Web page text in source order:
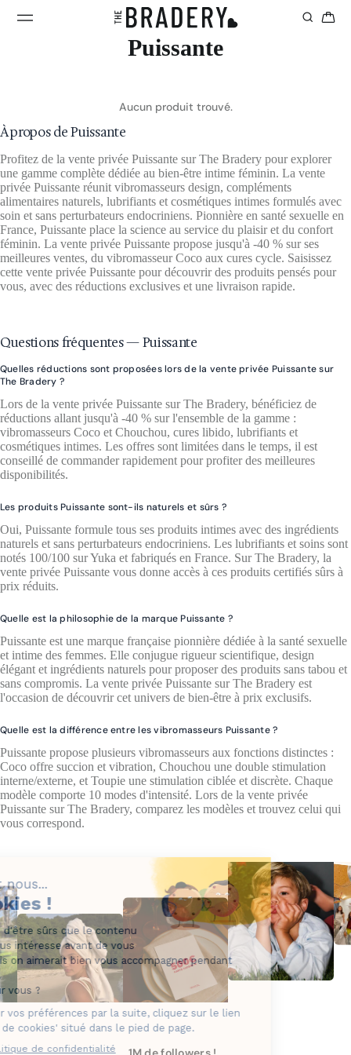
Puissante
Aucun produit trouvé.
À propos de Puissante
Profitez de la vente privée Puissante sur The Bradery pour explorer
une gamme complète dédiée au bien-être intime féminin. La vente
privée Puissante réunit vibromasseurs design, compléments
alimentaires naturels, lubrifiants et cosmétiques intimes formulés avec
soin et sans perturbateurs endocriniens. Pionnière en santé sexuelle en
France, Puissante place la science au service du plaisir et du confort
féminin. La vente privée Puissante propose jusqu'à -40 % sur ses
meilleures ventes, du vibromasseur Coco aux cures cycle. Saisissez
cette vente privée Puissante pour découvrir des produits pensés pour
vous, avec des réductions exclusives et une livraison rapide.
Questions fréquentes — Puissante
Quelles réductions sont proposées lors de la vente privée Puissante sur
The Bradery ?
Lors de la vente privée Puissante sur The Bradery, bénéficiez de
réductions allant jusqu'à -40 % sur l'ensemble de la gamme :
vibromasseurs Coco et Chouchou, cures libido, lubrifiants et
cosmétiques intimes. Les offres sont limitées dans le temps, il est
conseillé de commander rapidement pour profiter des meilleures
disponibilités.
Les produits Puissante sont-ils naturels et sûrs ?
Oui, Puissante formule tous ses produits intimes avec des ingrédients
naturels et sans perturbateurs endocriniens. Les lubrifiants et soins sont
notés 100/100 sur Yuka et fabriqués en France. Sur The Bradery, la
vente privée Puissante vous donne accès à ces produits certifiés sûrs à
prix réduits.
Quelle est la philosophie de la marque Puissante ?
Puissante est une marque française pionnière dédiée à la santé sexuelle
et intime des femmes. Elle conjugue rigueur scientifique, design
élégant et ingrédients naturels pour proposer des produits sans tabou et
sans compromis. La vente privée Puissante sur The Bradery est
l'occasion de découvrir cet univers de bien-être à prix exclusifs.
Quelle est la différence entre les vibromasseurs Puissante ?
Puissante propose plusieurs vibromasseurs aux fonctions distinctes :
Coco offre succion et vibration, Chouchou une double stimulation
interne/externe, et Toupie une stimulation ciblée et discrète. Chaque
modèle comporte 10 modes d'intensité. Lors de la vente privée
Puissante sur The Bradery, comparez les modèles et trouvez celui qui
vous correspond.